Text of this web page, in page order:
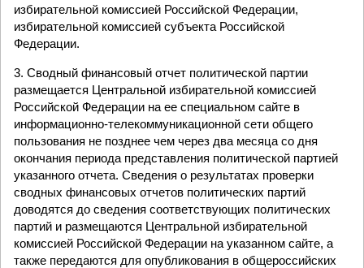
избирательной комиссией Российской Федерации,
избирательной комиссией субъекта Российской
Федерации.
3. Сводный финансовый отчет политической партии
размещается Центральной избирательной комиссией
Российской Федерации на ее специальном сайте в
информационно-телекоммуникационной сети общего
пользования не позднее чем через два месяца со дня
окончания периода представления политической партией
указанного отчета. Сведения о результатах проверки
сводных финансовых отчетов политических партий
доводятся до сведения соответствующих политических
партий и размещаются Центральной избирательной
комиссией Российской Федерации на указанном сайте, а
также передаются для опубликования в общероссийских